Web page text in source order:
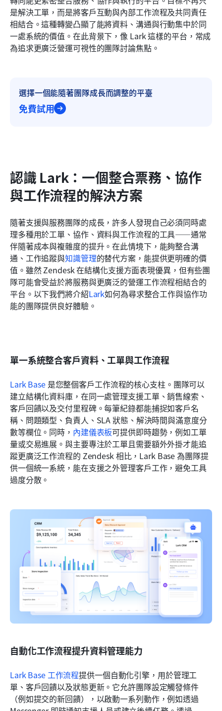
是解決工單，而是將客戶互動與內部工作流程及共同責任
相結合。這種轉變凸顯了能將資料、溝通與行動集中於同
一處系統的價值。在此背景下，像 Lark 這樣的平台，常成
為追求更廣泛營運可視性的團隊討論焦點。
選擇一個能隨著團隊成長而調整的平臺
免費試用
認識 Lark：一個整合票務、協作
與工作流程的解決方案
隨著支援與服務團隊的成長，許多人發現自己必須同時處
理多種用於工單、協作、資料與工作流程的工具——通常
伴隨著成本與複雜度的提升。在此情境下，能夠整合溝
通、工作追蹤與知識管理的替代方案，能提供更明確的價
值。雖然 Zendesk 在結構化支援方面表現優異，但有些團
隊可能會受益於將服務與更廣泛的營運工作流程相結合的
平台。以下我們將介紹Lark如何為尋求整合工作與協作功
能的團隊提供良好體驗。
單一系統整合客戶資料、工單與工作流程
Lark Base 是您整個客戶工作流程的核心支柱。團隊可以
建立結構化資料庫，在同一處管理支援工單、銷售線索、
客戶回饋以及交付里程碑。每筆紀錄都能捕捉如客戶名
稱、問題類型、負責人、SLA 狀態、解決時間與滿意度分
數等欄位。同時， 內建儀表板可提供即時趨勢，例如工單
量或交易進展。與主要專注於工單且需要額外外掛才能追
蹤更廣泛工作流程的 Zendesk 相比，Lark Base 為團隊提
供一個統一系統，能在支援之外管理客戶工作，避免工具
過度分散。
自動化工作流程提升資料管理能力
Lark Base 工作流程提供一個自動化引擎，用於管理工
單、客戶回饋以及狀態更新。它允許團隊設定觸發條件
（例如提交的新回饋），以啟動一系列動作，例如透過